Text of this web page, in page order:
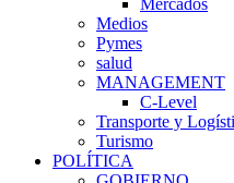
Mercados
Medios
Pymes
salud
MANAGEMENT
C-Level
Transporte y
Turismo
POLÍTICA